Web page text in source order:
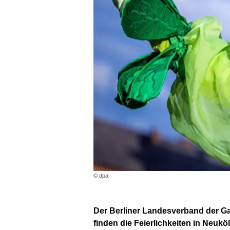
© dpa
Der Berliner Landesverband der
finden die Feierlichkeiten in